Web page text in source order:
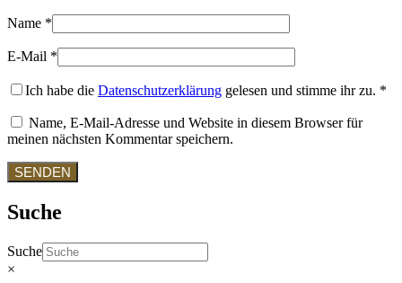
Name *
E-Mail *
Ich habe die Datenschutzerklärung gelesen und stimme ihr zu. *
Name, E-Mail-Adresse und Website in diesem Browser für
meinen nächsten Kommentar speichern.
Suche
Suche
×